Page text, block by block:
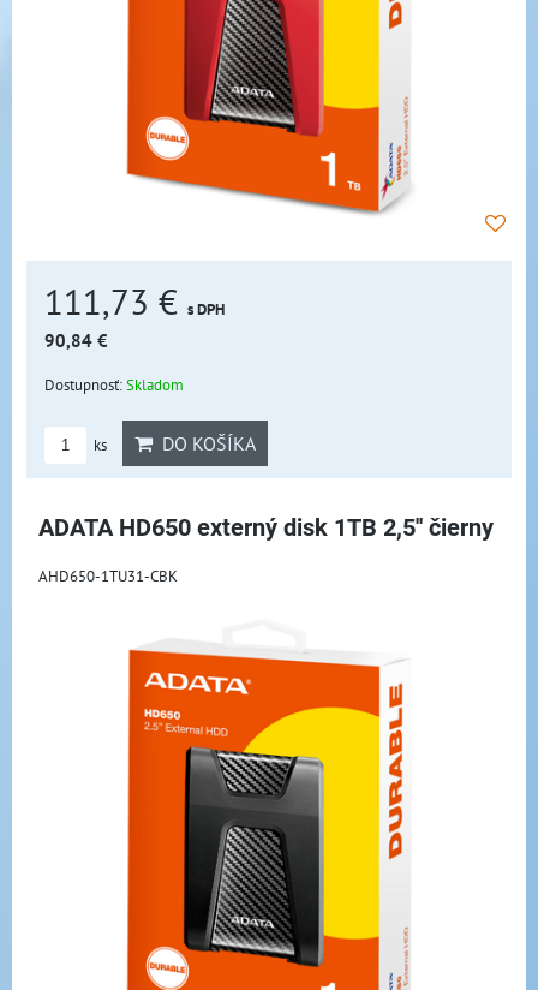
111,73 € s DPH
90,84 €
Dostupnosť:Skladom
ks DO KOŠÍKA
ADATA HD650 externý disk 1TB 2,5'' čierny
AHD650-1TU31-CBK